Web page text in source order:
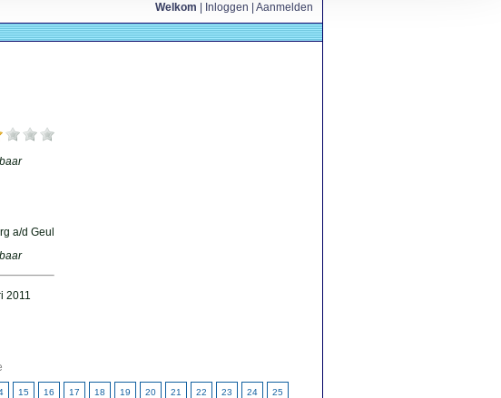
Welkom
Inloggen Aanmelden
a/d Geul
2011
15 16 17 18 19 20 21 22 23 24 25